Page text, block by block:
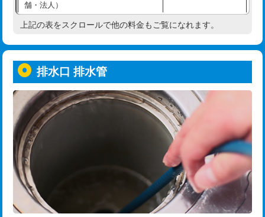
給水管工事※（塩ビ管（VP・HI）使
用/3ｍまで)
用（追加）/3ｍ超え)
給水管工事※（ライニング鋼管・銅
管・ポリ管・HT管使用/3ｍまで)
44,000円
給水管工事※（ライニング鋼管・銅
管・ポリ管・HT管使用/3ｍ超え)
+8,800円
排水管工事（土の掘削・埋め戻し作
業）
11,000円~
排水管工事（排水管工事/3ｍまで） 55,000円
舗・法人）
高度高圧洗浄換 現地調査
トーラー機使用/3mまで
追加トーラー機使用/3m超え +3,300円
カメラ調査 33,000円
桝清掃 8,800円
止水・漏水調査・防水処理・清掃・修
理・調整・分解・加工など（軽作業）
11,000円
止水・漏水調査・防水処理・清掃・修
22,000円
上記の表をスクロールで他の料金もご覧になれます。
排水口 排水管